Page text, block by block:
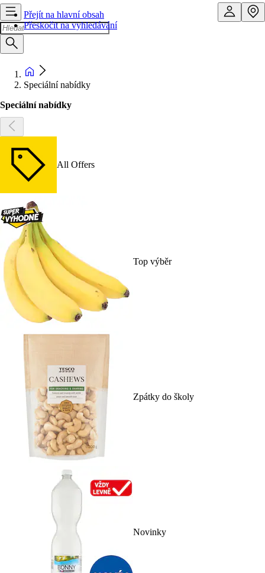
Přejít na hlavní obsah
Přeskočit na vyhledávání
Speciální nabídky
Speciální nabídky
All Offers
Top výběr
Zpátky do školy
Novinky